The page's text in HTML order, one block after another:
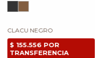
CLACU NEGRO